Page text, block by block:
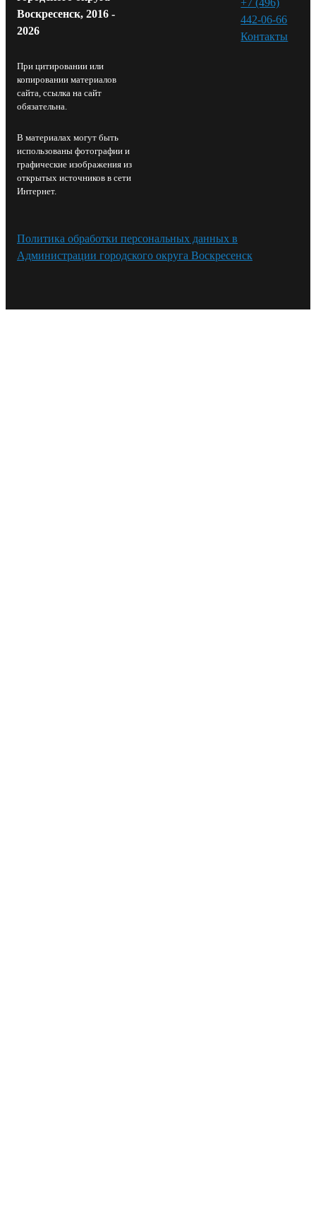
Воскресенск, 2016 -
2026
При цитировании или
копировании материалов
сайта, ссылка на сайт
обязательна.
В материалах могут быть
использованы фотографии и
графические изображения из
открытых источников в сети
Интернет.
442-06-66
Контакты⁠
Политика обработки персональных данных в
Администрации городского округа Воскресенск